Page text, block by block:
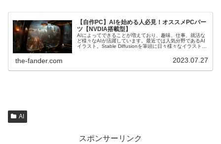
【自作PC】AIを始める人必見！オススメPCパー
ツ【NVDIA搭載型】
AIによってできることが増えており、趣味、仕事、就活な
ど様々なAIが活躍しています。最近では人気分野であるAI
イラスト。Stable Diffusionを筆頭に日々様々なイラストが
the-fander.com 2023.07.27
AI
スポンサーリンク